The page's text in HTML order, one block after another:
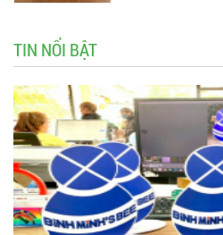
TIN NỔI BẬT